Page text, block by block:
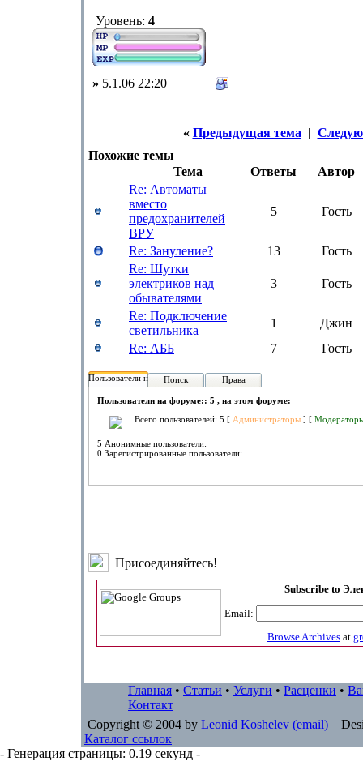
Уровень: 4
» 5.1.06 22:20
« Предыдущая тема |
Похожие темы
Тема
Ответы
Автор
Re: Автоматы
вместо
предохранителей
ВРУ
5 Гость
Re: Зануление? 13
Гость
Re: Шутки
электриков над
обывателями
3 Гость
Re: Подключение
светильника
1
Джин
Re: АББ
7 Гость
Пользователи на форуме:
Поиск Права
Пользователи на форуме:: 5 , на этом форуме:
Всего пользователей: 5 [ Администраторы ] [
5 Анонимные пользователи:
0 Зарегистрированные пользователи:
Присоединяйтесь!
Subscribe to
Email:
Browse Archives at
Главная • Статьи • Услуги • Расценки •
Контакт
Copyright © 2004 by Leonid Koshelev (email)
Каталог ссылок
- Генерация страницы: 0.19 секунд -